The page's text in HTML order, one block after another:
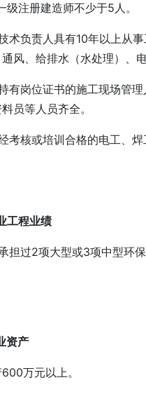
级注册建造师不少于5人。
技术负责人具有10年以上从
风、给排水（水处理）、
持有岗位证书的施工现场管
员等人员齐全。
经考核或培训合格的电工、
工程业绩
担过2项大型或3项中型环保
资产
万元以上。